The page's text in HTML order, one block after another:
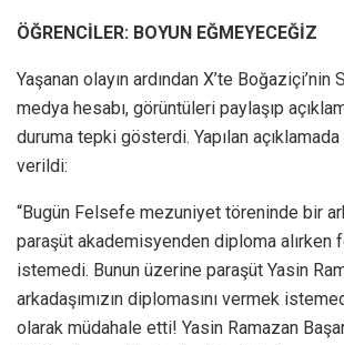
ÖĞRENCİLER: BOYUN EĞMEYECEĞİZ
Yaşanan olayın ardından X’te Boğaziçi’nin
medya hesabı, görüntüleri paylaşıp
duruma tepki gösterdi. Yapılan
verildi:
“Bugün Felsefe mezuniyet töreninde bir
paraşüt akademisyenden diploma
istemedi. Bunun üzerine paraşüt Yasin
arkadaşımızın diplomasını vermek
olarak müdahale etti! Yasin Ramazan